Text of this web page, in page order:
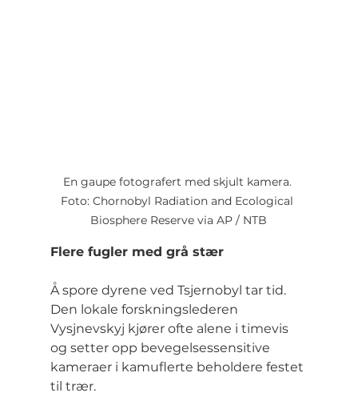
En gaupe fotografert med skjult kamera.
Foto: Chornobyl Radiation and Ecological
Biosphere Reserve via AP / NTB
Flere fugler med grå stær
Å spore dyrene ved Tsjernobyl tar tid.
Den lokale forskningslederen
Vysjnevskyj kjører ofte alene i timevis
og setter opp bevegelsessensitive
kameraer i kamuflerte beholdere festet
til trær.